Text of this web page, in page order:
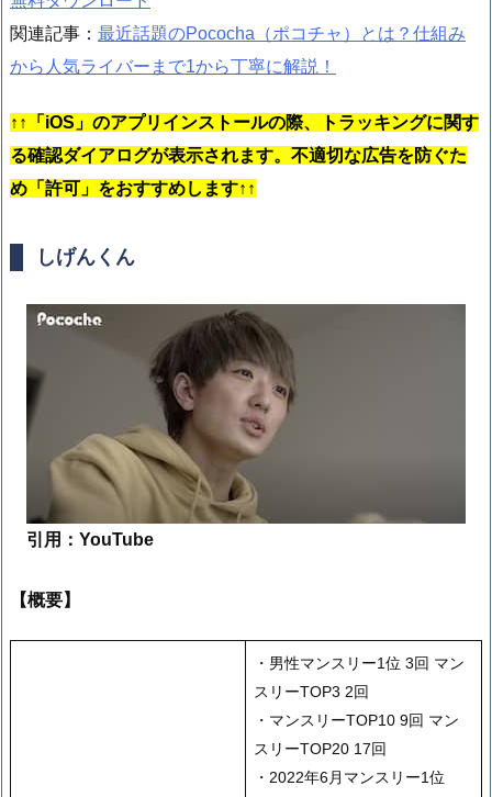
関連記事： 最近話題のPococha（ポコチャ）とは？仕組み
から人気ライバーまで1から丁寧に解説！
↑↑ 「iOS」のアプリインストールの際、トラッキングに関す
る確認ダイアログが表示されます。不適切な広告を防ぐた
め「許可」をおすすめします↑↑
しげんくん
引用：YouTube
【概要】
・男性マンスリー1位 3回 マン
スリーTOP3 2回
・マンスリーTOP10 9回 マン
スリーTOP20 17回
・2022年6月マンスリー1位